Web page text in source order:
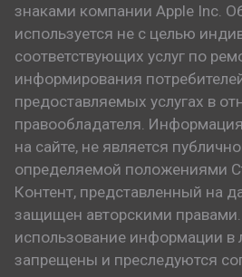
знаками компании Apple Inc.
используется не с целью
соответствующих услуг по
информирования
предоставляемых услугах в
правообладателя.
на сайте, не является
определяемой положениями
Контент, представленный на
защищен авторскими
использование информации
запрещены и преследуются